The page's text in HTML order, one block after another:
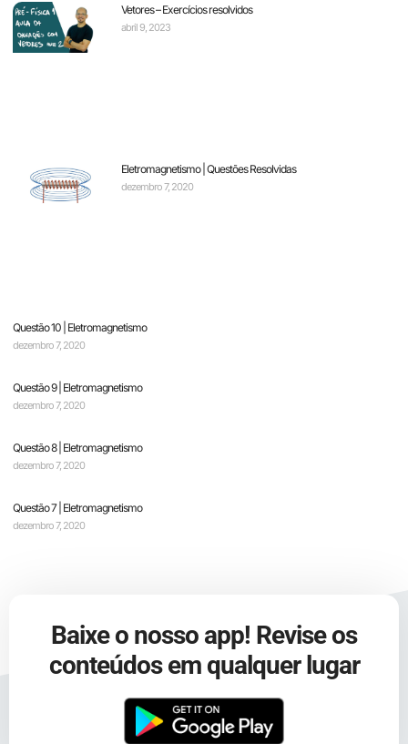
Vetores – Exercícios resolvidos
abril 9, 2023
Eletromagnetismo | Questões Resolvidas
dezembro 7, 2020
Questão 10 | Eletromagnetismo
dezembro 7, 2020
Questão 9 | Eletromagnetismo
dezembro 7, 2020
Questão 8 | Eletromagnetismo
dezembro 7, 2020
Questão 7 | Eletromagnetismo
dezembro 7, 2020
Baixe o nosso app! Revise os
conteúdos em qualquer lugar